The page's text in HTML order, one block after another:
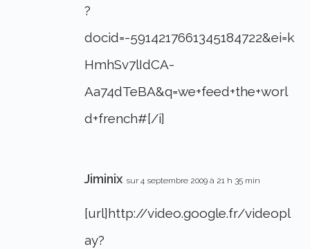
?
docid=-5914217661345184722&ei=k
HmhSv7lIdCA-
Aa74dTeBA&q=we+feed+the+worl
d+french#[/i]
Jiminix sur 4 septembre 2009 à 21 h 35 min
[url]http://video.google.fr/videopl
ay?